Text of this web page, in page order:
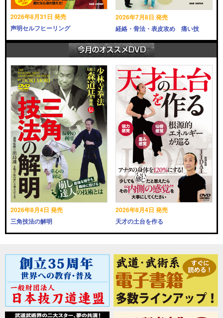
2026年8月31日 発売
声明セルフヒーリング
2026年7月8日 発売
経絡・骨法・表皮攻め 痛い技
2026年8月4日 発売
三角技法の解明
2026年8月4日 発売
天才の土台を作る